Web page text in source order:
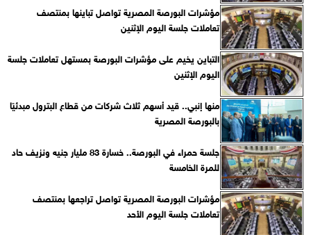
مؤشرات البورصة المصرية تواصل تباينها بمنتصف
تعاملات جلسة اليوم الإثنين
التباين يخيم على مؤشرات البورصة بمستهل تعاملات جلسة
اليوم الإثنين
منها إنبي.. قيد أسهم ثلاث شركات من قطاع البترول مبدئيًا
بالبورصة المصرية
جلسة حمراء في البورصة.. خسارة 83 مليار جنيه ونزيف حاد
للمرة الخامسة
مؤشرات البورصة المصرية تواصل تراجعها بمنتصف
تعاملات جلسة اليوم الأحد